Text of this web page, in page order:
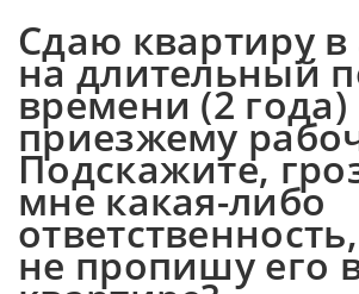
Сдаю квартиру в
на длительный
времени (2 года)
приезжему
Подскажите,
мне какая-либо
не пропишу его